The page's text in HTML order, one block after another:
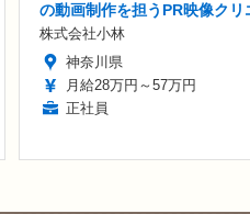
の動画制作を担うPR映像クリ
株式会社小林
神奈川県
月給28万円～57万円
正社員